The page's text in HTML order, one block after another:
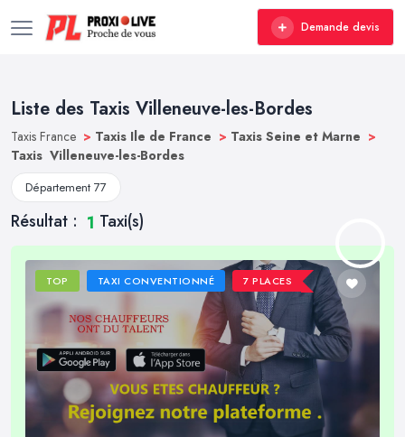
Demande devis
Liste des Taxis Villeneuve-les-Bordes
Taxis France > Taxis Ile de France > Taxis Seine et Marne >
Taxis Villeneuve-les-Bordes
Département 77
Résultat : 1 Taxi(s)
TOP TAXI CONVENTIONNÉ 7 PLACES